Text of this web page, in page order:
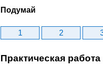
Подумай
1 2
Практическая работа